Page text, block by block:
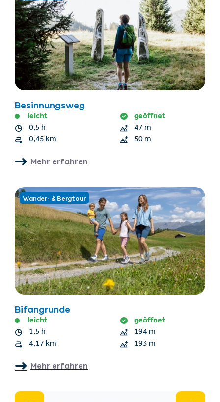
Besinnungsweg
leicht geöffnet
0,5 h
47 m
0,45 km
50 m
Mehr erfahren
Wander- & Bergtour
Bifangrunde
leicht geöffnet
1,5 h
194 m
4,17 km
193 m
Mehr erfahren